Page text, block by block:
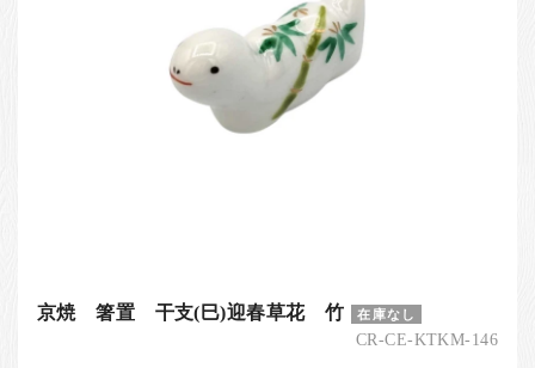
京焼 箸置 干支(巳)迎春草花 竹 在庫なし
CR-CE-KTKM-146